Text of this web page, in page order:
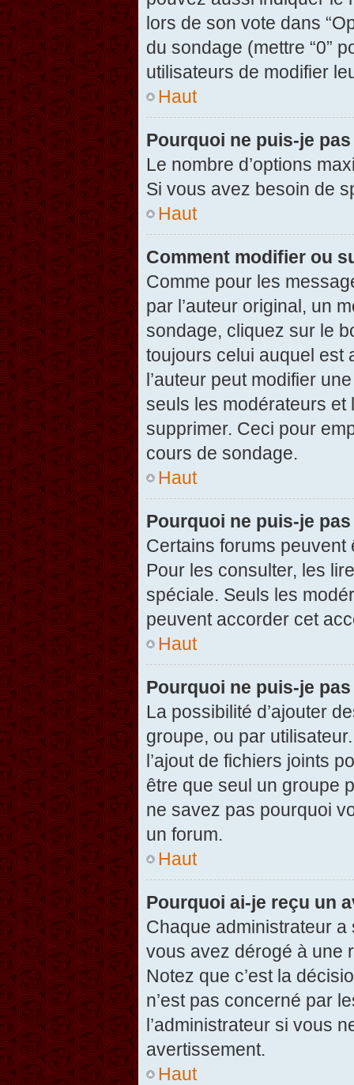
lors de son vote dans
du sondage (mettre “0”
utilisateurs de modifier
Haut
Pourquoi ne puis-je
Le nombre d’options
Si vous avez besoin de
Haut
Comment modifier ou
Comme pour les
par l’auteur original, un
sondage, cliquez sur le
toujours celui auquel est
l’auteur peut modifier
seuls les modérateurs et
supprimer. Ceci pour
cours de sondage.
Haut
Pourquoi ne puis-je
Certains forums
Pour les consulter, les
spéciale. Seuls les
peuvent accorder cet
Haut
Pourquoi ne puis-je
La possibilité d’ajouter
groupe, ou par
l’ajout de fichiers joints
être que seul un groupe
ne savez pas pourquoi
un forum.
Haut
Pourquoi ai-je reçu un
Chaque administrateur
vous avez dérogé à une
Notez que c’est la
n’est pas concerné par
l’administrateur si vous
avertissement.
Haut